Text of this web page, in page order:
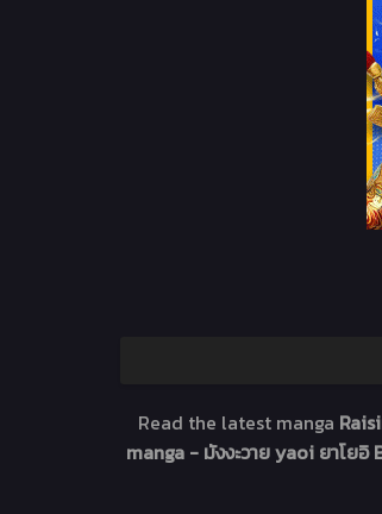
Read the latest manga
manga - มังงะวาย yaoi ยาโยอิ